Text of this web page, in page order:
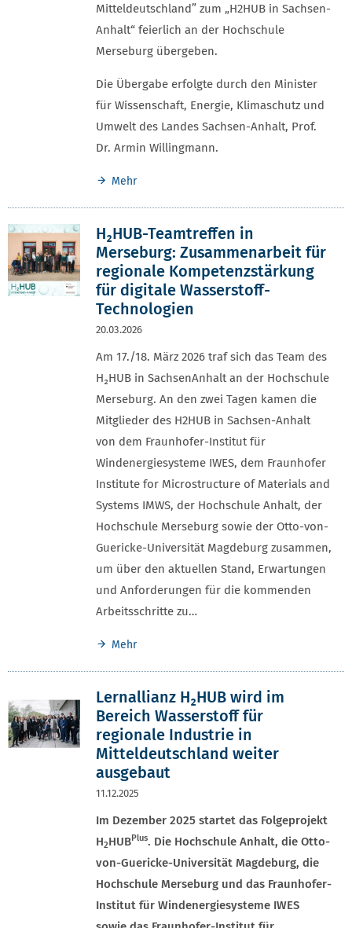
Mitteldeutschland” zum „H2HUB in Sachsen-
Anhalt“ feierlich an der Hochschule
Merseburg übergeben.
Die Übergabe erfolgte durch den Minister
für Wissenschaft, Energie, Klimaschutz und
Umwelt des Landes Sachsen-Anhalt, Prof.
Dr. Armin Willingmann.
Mehr
H₂HUB-Teamtreffen in
Merseburg: Zusammenarbeit für
regionale Kompetenzstärkung
für digitale Wasserstoff-
Technologien
20.03.2026
Am 17./18. März 2026 traf sich das Team des
H₂HUB in SachsenAnhalt an der Hochschule
Merseburg. An den zwei Tagen kamen die
Mitglieder des H2HUB in Sachsen-Anhalt
von dem Fraunhofer-Institut für
Windenergiesysteme IWES, dem Fraunhofer
Institute for Microstructure of Materials and
Systems IMWS, der Hochschule Anhalt, der
Hochschule Merseburg sowie der Otto-von-
Guericke-Universität Magdeburg zusammen,
um über den aktuellen Stand, Erwartungen
und Anforderungen für die kommenden
Arbeitsschritte zu…
Mehr
Lernallianz H₂HUB wird im
Bereich Wasserstoff für
regionale Industrie in
Mitteldeutschland weiter
ausgebaut
11.12.2025
Im Dezember 2025 startet das Folgeprojekt
H2HUBPlus. Die Hochschule Anhalt, die Otto-
von-Guericke-Universität Magdeburg, die
Hochschule Merseburg und das Fraunhofer-
Institut für Windenergiesysteme IWES